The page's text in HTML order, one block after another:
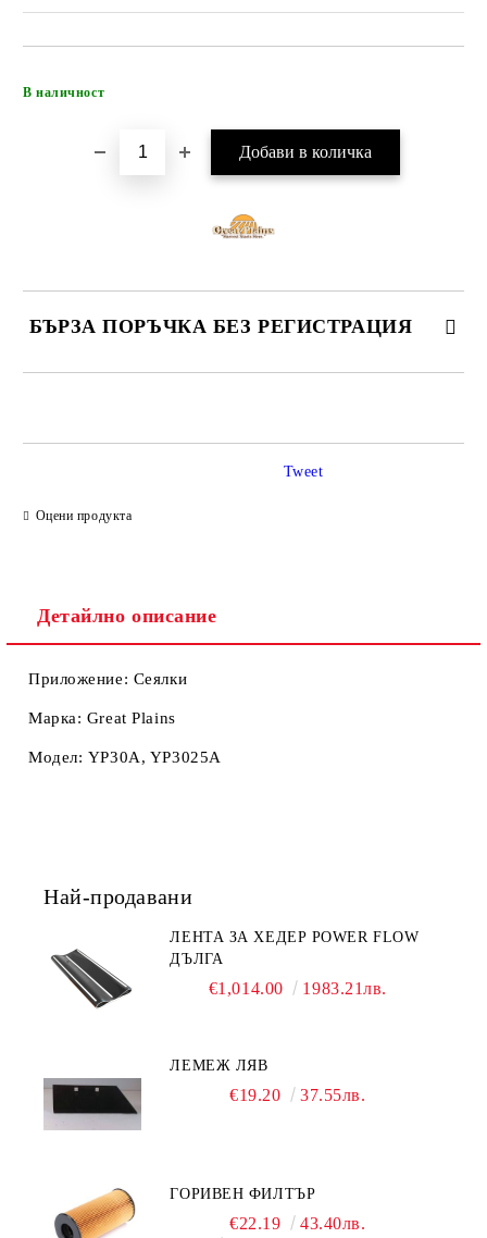
В наличност
БЪРЗА ПОРЪЧКА БЕЗ РЕГИСТРАЦИЯ
Оцени продукта
Tweet
Детайлно описание
Приложение: Сеялки
Марка: Great Plains
Модел: YP30A, YP3025A
Най-продавани
ЛЕНТА ЗА ХЕДЕР POWER FLOW
ДЪЛГА
€1,014.00 1983.21лв.
ЛЕМЕЖ ЛЯВ
€19.20 37.55лв.
ГОРИВЕН ФИЛТЪР
€22.19 43.40лв.